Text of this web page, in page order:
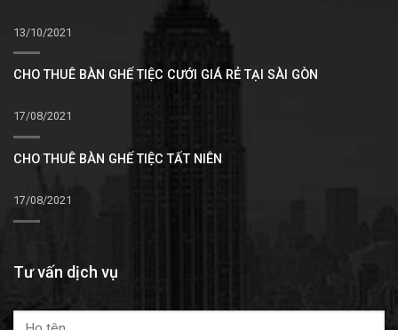
13/10/2021
CHO THUÊ BÀN GHẾ TIỆC CƯỚI GIÁ RẺ TẠI SÀI GÒN
17/08/2021
CHO THUÊ BÀN GHẾ TIỆC TẤT NIÊN
17/08/2021
Tư vấn dịch vụ